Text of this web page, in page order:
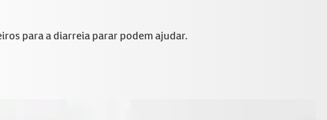
para a diarreia parar podem ajudar.